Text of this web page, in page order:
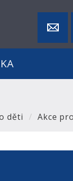
děti Akce